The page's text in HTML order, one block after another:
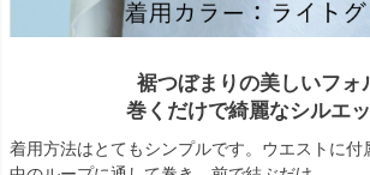
裾つぼまりの美しいフォ
巻くだけで綺麗なシルエ
着用方法はとてもシンプルです。ウエストに付